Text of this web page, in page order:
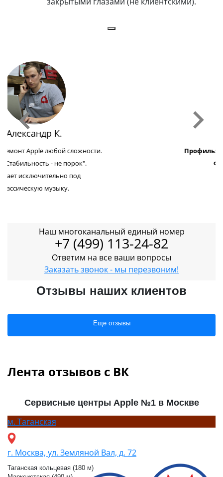
Профиль:Модульный ремонт Apple.
Факт:
Наш многоканальный единый номер
+7 (499) 113-24-82
Ответим на все ваши вопросы
Заказать звонок - мы перезвоним!
Отзывы наших клиентов
Еще отзывы
Лента отзывов с ВК
Сервисные центры Apple №1 в Москве
м. Таганская
г. Москва, ул. Земляной Вал, д. 72
Таганская кольцевая (180 м)